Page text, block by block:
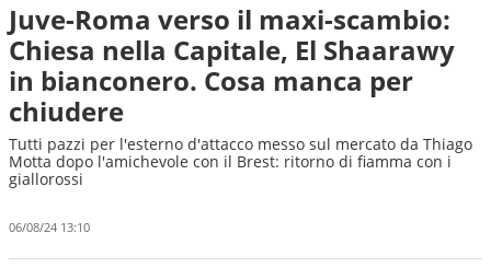
Juve-Roma verso il maxi-scambio:
Chiesa nella Capitale, El Shaarawy
in bianconero. Cosa manca per
chiudere
Tutti pazzi per l'esterno d'attacco messo sul mercato da Thiago
Motta dopo l'amichevole con il Brest: ritorno di fiamma con i
giallorossi
06/08/24 13:10